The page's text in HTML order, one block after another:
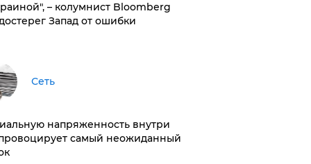
– колумнист Bloomberg
Запад от ошибки
Сеть
напряженность внутри
самый неожиданный